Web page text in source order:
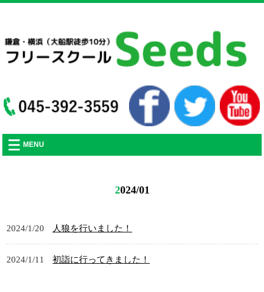
MENU
2024/01
2024/1/20 人狼を行いました！
2024/1/11 初詣に行ってきました！